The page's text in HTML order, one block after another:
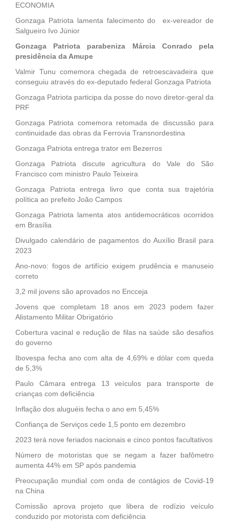
ECONOMIA
Gonzaga Patriota lamenta falecimento do ex-vereador de
Salgueiro Ivo Júnior
Gonzaga Patriota parabeniza Márcia Conrado pela
presidência da Amupe
Valmir Tunu comemora chegada de retroescavadeira que
conseguiu através do ex-deputado federal Gonzaga Patriota
Gonzaga Patriota participa da posse do novo diretor-geral da
PRF
Gonzaga Patriota comemora retomada de discussão para
continuidade das obras da Ferrovia Transnordestina
Gonzaga Patriota entrega trator em Bezerros
Gonzaga Patriota discute agricultura do Vale do São
Francisco com ministro Paulo Teixeira
Gonzaga Patriota entrega livro que conta sua trajetória
política ao prefeito João Campos
Gonzaga Patriota lamenta atos antidemocráticos ocorridos
em Brasília
Divulgado calendário de pagamentos do Auxílio Brasil para
2023
Ano-novo: fogos de artifício exigem prudência e manuseio
correto
3,2 mil jovens são aprovados no Encceja
Jovens que completam 18 anos em 2023 podem fazer
Alistamento Militar Obrigatório
Cobertura vacinal e redução de filas na saúde são desafios
do governo
Ibovespa fecha ano com alta de 4,69% e dólar com queda
de 5,3%
Paulo Câmara entrega 13 veículos para transporte de
crianças com deficiência
Inflação dos aluguéis fecha o ano em 5,45%
Confiança de Serviços cede 1,5 ponto em dezembro
2023 terá nove feriados nacionais e cinco pontos facultativos
Número de motoristas que se negam a fazer bafômetro
aumenta 44% em SP após pandemia
Preocupação mundial com onda de contágios de Covid-19
na China
Comissão aprova projeto que libera de rodízio veículo
conduzido por motorista com deficiência